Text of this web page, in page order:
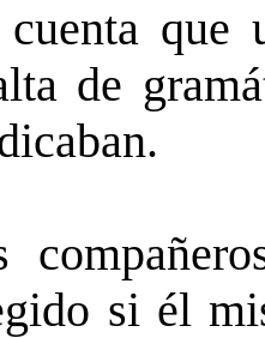
que
de
si él